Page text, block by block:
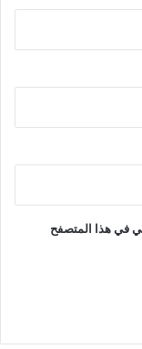
في هذا المتصفح